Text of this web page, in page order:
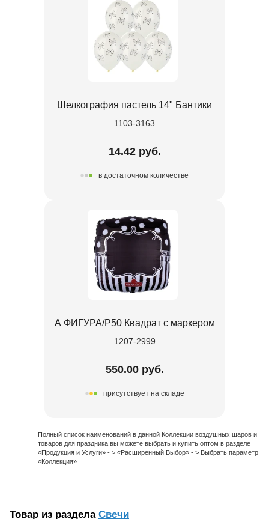
Шелкография пастель 14" Бантики
1103-3163
14.42 руб.
в достаточном количестве
А ФИГУРА/P50 Квадрат с маркером
1207-2999
550.00 руб.
присутствует на складе
Полный список наименований в данной Коллекции воздушных шаров и
товаров для праздника вы можете выбрать и купить оптом в разделе
«Продукция и Услуги» - > «Расширенный Выбор» - > Выбрать параметр
«Коллекция»
Товар из раздела Свечи